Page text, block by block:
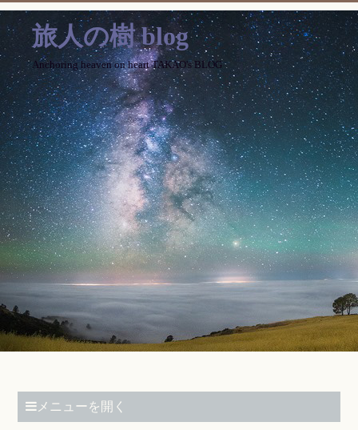
旅人の樹 blog
Anchoring heaven on heart TAKAO's BLOG
メニューを開く